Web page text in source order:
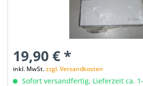
19,90 € *
inkl. MwSt.zzgl. Versandkosten
Sofort versandfertig, Lieferzeit ca.